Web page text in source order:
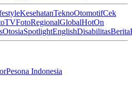
KesehatanTeknoOtomotifCek
TVFotoRegionalGlobalHotOn
OtosiaSpotlightEnglishDisabilitasBerita
Pesona Indonesia